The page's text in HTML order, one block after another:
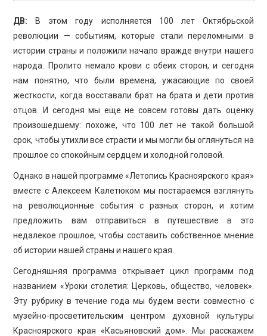
ДВ: В этом году исполняется 100 лет Октябрьской
революции — событиям, которые стали переломными в
истории страны и положили начало вражде внутри нашего
народа. Пролито немало крови с обеих сторон, и сегодня
нам понятно, что были времена, ужасающие по своей
жесткости, когда восставали брат на брата и дети против
отцов. И сегодня мы еще не совсем готовы дать оценку
произошедшему: похоже, что 100 лет не такой большой
срок, чтобы утихли все страсти и мы могли бы оглянуться на
прошлое со спокойным сердцем и холодной головой.
Однако в нашей программе «Летопись Красноярского края»
вместе с Алексеем Калетюком мы постараемся взглянуть
на революционные события с разных сторон, и хотим
предложить вам отправиться в путешествие в это
недалекое прошлое, чтобы составить собственное мнение
об истории нашей страны и нашего края.
Сегодняшняя программа открывает цикл программ под
названием «Уроки столетия: Церковь, общество, человек».
Эту рубрику в течение года мы будем вести совместно с
музейно-просветительским центром духовной культуры
Красноярского края «Касьяновский дом». Мы расскажем